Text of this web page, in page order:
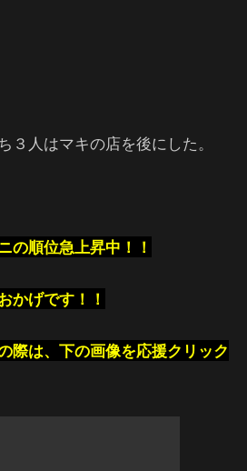
３人はマキの店を後にした。
の順位急上昇中！！
かげです！！
際は、下の画像を応援クリック